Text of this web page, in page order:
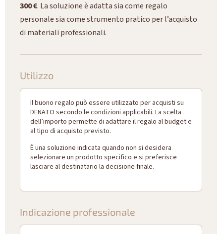
300 €. La soluzione è adatta sia come regalo
personale sia come strumento pratico per l’acquisto
di materiali professionali.
Utilizzo
Il buono regalo può essere utilizzato per acquisti su
DENATO secondo le condizioni applicabili. La scelta
dell’importo permette di adattare il regalo al budget e
al tipo di acquisto previsto.
È una soluzione indicata quando non si desidera
selezionare un prodotto specifico e si preferisce
lasciare al destinatario la decisione finale.
Indicazione professionale